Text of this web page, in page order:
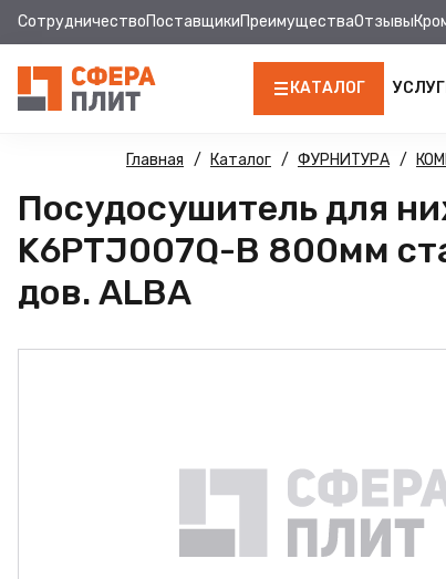
СотрудничествоПоставщикиПреимуществаОтзывы
КАТАЛОГ
ЛДСП
КРОМКА
МДФ
СТОЛЕШНИЦЫ
ФАНЕРА
ФУРНИТУРА
Главная Каталог ФУРНИТУРА
Посудосушитель для
K6PTJ007Q-B 800мм
дов. ALBA